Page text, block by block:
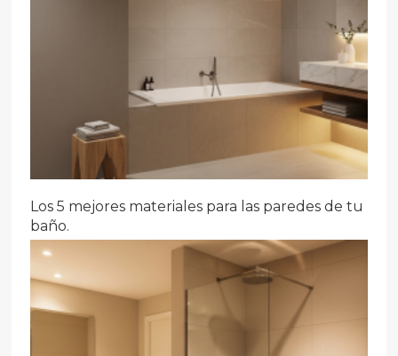
Los 5 mejores materiales para las paredes de tu
baño.